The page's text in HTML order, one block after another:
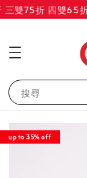
雙75折 四雙65折
搜尋
up to 35% off